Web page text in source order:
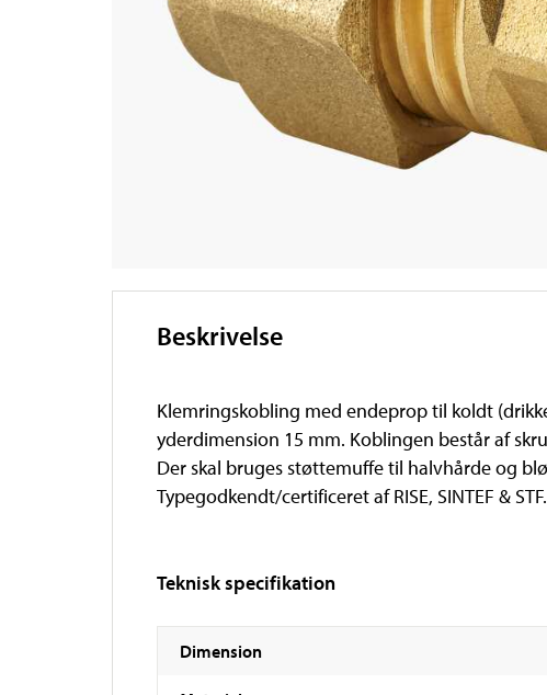
Beskrivelse
Klemringskobling med endeprop til koldt
yderdimension 15 mm. Koblingen består af
Der skal bruges støttemuffe til halvhårde og
Typegodkendt/certificeret af RISE, SINTEF & STF.
Teknisk specifikation
Dimension